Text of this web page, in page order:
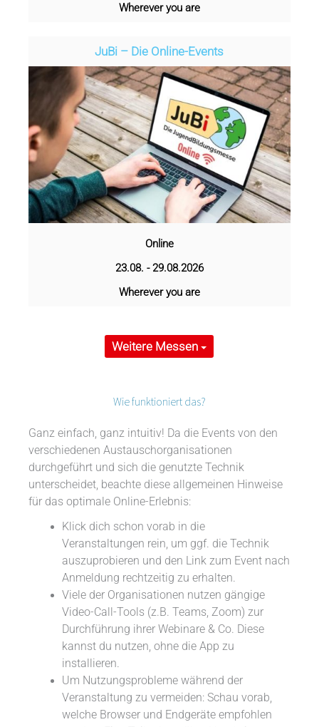
Wherever you are
JuBi – Die Online-Events
Online
23.08. - 29.08.2026
Wherever you are
Weitere Messen
Wie funktioniert das?
Ganz einfach, ganz intuitiv! Da die Events von den
verschiedenen Austauschorganisationen
durchgeführt und sich die genutzte Technik
unterscheidet, beachte diese allgemeinen Hinweise
für das optimale Online-Erlebnis:
Klick dich schon vorab in die
Veranstaltungen rein, um ggf. die Technik
auszuprobieren und den Link zum Event nach
Anmeldung rechtzeitig zu erhalten.
Viele der Organisationen nutzen gängige
Video-Call-Tools (z.B. Teams, Zoom) zur
Durchführung ihrer Webinare & Co. Diese
kannst du nutzen, ohne die App zu
installieren.
Um Nutzungsprobleme während der
Veranstaltung zu vermeiden: Schau vorab,
welche Browser und Endgeräte empfohlen